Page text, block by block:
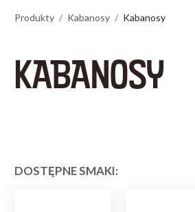
Produkty Kabanosy Kabanosy
KABANOSY
DOSTĘPNE SMAKI: